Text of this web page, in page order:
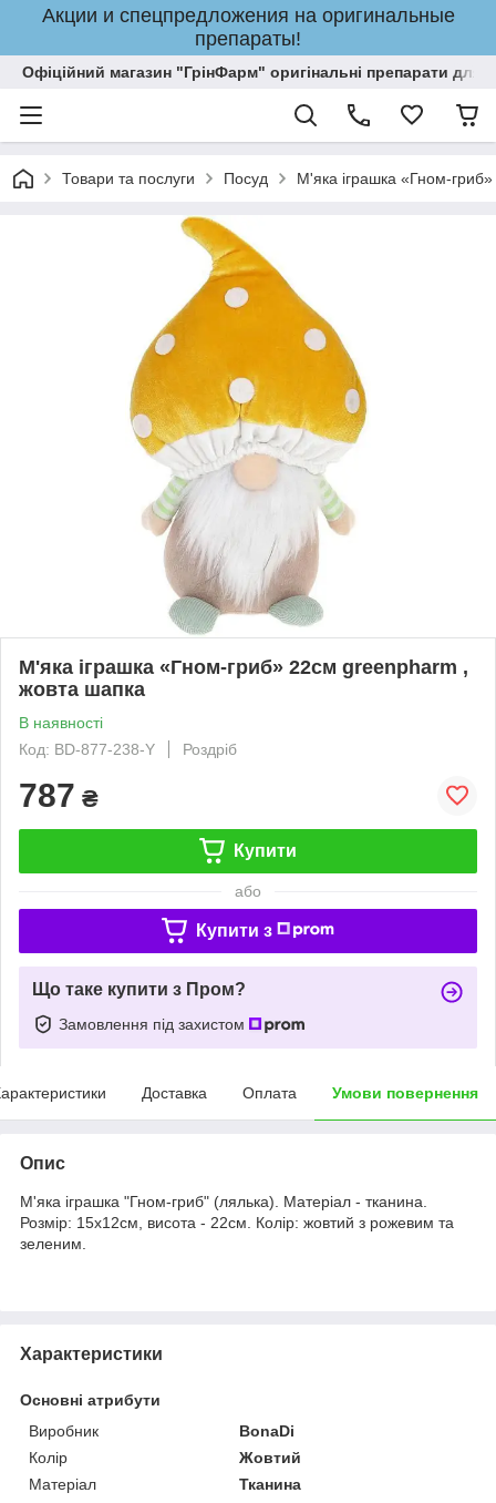
Акции и спецпредложения на оригинальные
препараты!
Офіційний магазин "ГрінФарм" оригінальні препарати для
Товари та послуги Посуд М'яка іграшка «Гном-
М'яка іграшка «Гном-гриб» 22см greenpharm ,
жовта шапка
В наявності
Код: BD-877-238-Y
Роздріб
787 ₴
Купити
або
Купити з
Що таке купити з Пром?
Замовлення під захистом
Доставка Оплата Умови повернення
Опис
М'яка іграшка "Гном-гриб" (лялька). Матеріал - тканина.
Розмір: 15х12см, висота - 22см. Колір: жовтий з рожевим та
зеленим.
Характеристики
Основні атрибути
Виробник
BonaDi
Колір
Жовтий
Матеріал
Тканина